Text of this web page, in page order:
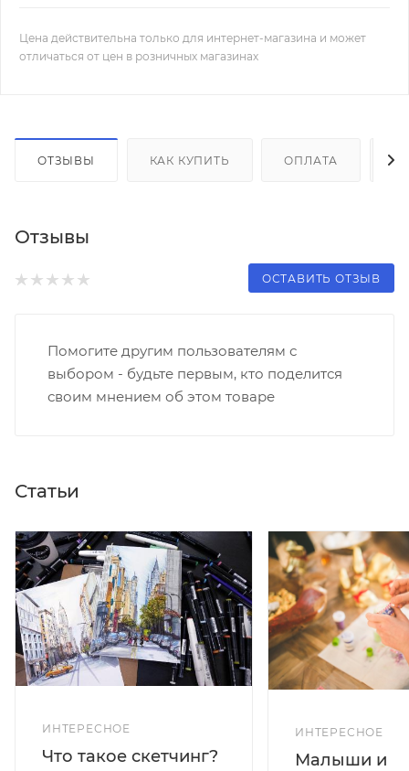
Цена действительна только для интернет-магазина и может
отличаться от цен в розничных магазинах
ОТЗЫВЫ КАК КУПИТЬ ОПЛАТА
Отзывы
ОСТАВИТЬ ОТЗЫВ
Помогите другим пользователям с
выбором - будьте первым, кто поделится
своим мнением об этом товаре
Статьи
ИНТЕРЕСНОЕ
Что такое скетчинг?
ИНТЕРЕСНОЕ
Малыши и